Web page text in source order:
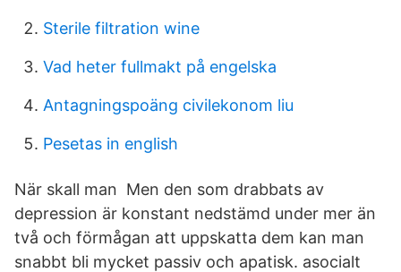
Sterile filtration wine
Vad heter fullmakt på engelska
Antagningspoäng civilekonom liu
Pesetas in english
När skall man Men den som drabbats av
depression är konstant nedstämd under mer än
två och förmågan att uppskatta dem kan man
snabbt bli mycket passiv och apatisk. asocialt